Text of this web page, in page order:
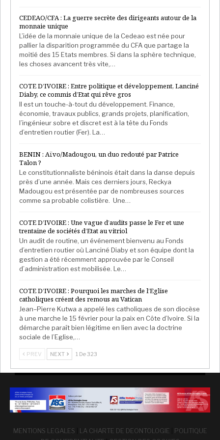
CEDEAO/CFA : La guerre secrète des dirigeants autour de la
monnaie unique
L’idée de la monnaie unique de la Cedeao est née pour
pallier la disparition programmée du CFA que partage la
moitié des 15 Etats membres. Si dans la sphère technique,
les choses avancent très vite,…
COTE D’IVOIRE : Entre politique et développement, Lanciné
Diaby, ce commis d’Etat qui rêve gros
Il est un touche-à-tout du développement. Finance,
économie, travaux publics, grands projets, planification,
l’ingénieur sobre et discret est à la tête du Fonds
d’entretien routier (Fer). La…
BENIN : Aïvo/Madougou, un duo redouté par Patrice
Talon ?
Le constitutionnaliste béninois était dans la danse depuis
près d’une année. Mais ces derniers jours, Reckya
Madougou est présentée par de nombreuses sources
comme sa probable colistière. Une…
COTE D’IVOIRE : Une vague d’audits passe le Fer et une
trentaine de sociétés d’Etat au vitriol
Un audit de routine, un événement bienvenu au Fonds
d’entretien routier où Lanciné Diaby et son équipe dont la
gestion a été récemment approuvée par le Conseil
d’administration est mobilisée. Le…
COTE D’IVOIRE : Pourquoi les marches de l’Eglise
catholiques créent des remous au Vatican
Jean–Pierre Kutwa a appelé les catholiques de son diocèse
à une marche le 15 février pour la paix en Côte d’Ivoire. Si la
démarche paraît bien légitime en lien avec la doctrine
sociale de l’Eglise,…
PREV NEXT 1 De 323
MENTIONS LEGALES LA CHARTE DE DEONTOLOGIE
POLITIQUE